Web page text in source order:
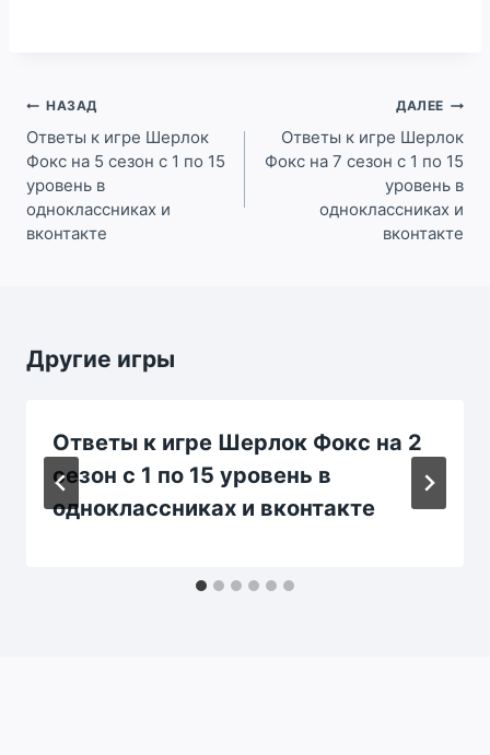
Навигация
по
записям
НАЗАД
Ответы к игре Шерлок
Фокс на 5 сезон с 1 по 15
уровень в
одноклассниках и
вконтакте
ДАЛЕЕ
Ответы к игре Шерлок
Фокс на 7 сезон с 1 по 15
уровень в
одноклассниках и
вконтакте
Другие игры
Ответы к игре Шерлок Фокс на 2
сезон с 1 по 15 уровень в
одноклассниках и вконтакте